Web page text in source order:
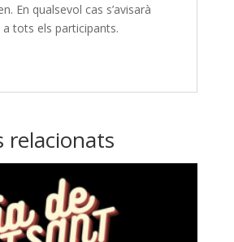
En qualsevol cas s’avisarà
tots els participants.
relacionats